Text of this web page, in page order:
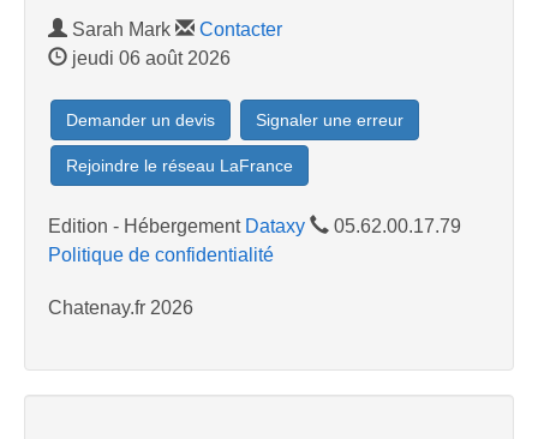
Sarah Mark
Contacter
jeudi 06 août 2026
Demander un devis Signaler une erreur
Rejoindre le réseau LaFrance
Edition - Hébergement Dataxy
05.62.00.17.79
Politique de confidentialité
Chatenay.fr 2026